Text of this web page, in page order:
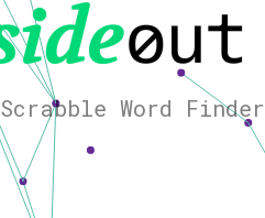
Scrabble Word Finder